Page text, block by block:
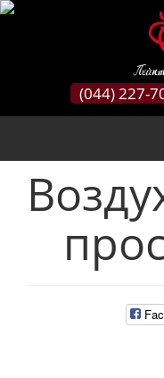
(044) 227-